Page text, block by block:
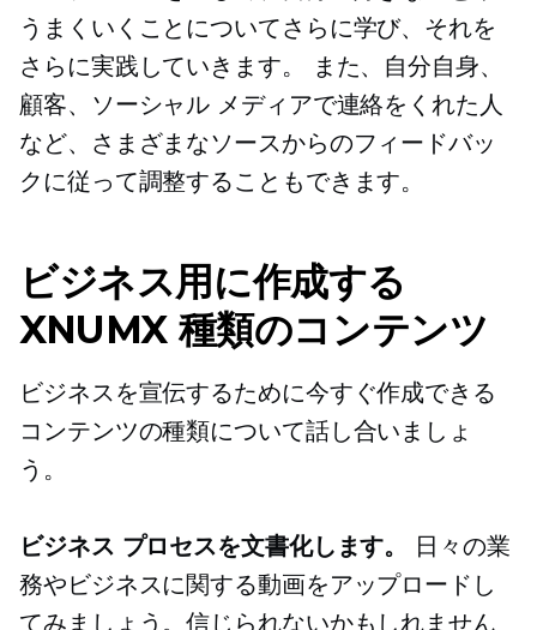
うまくいくことについてさらに学び、それを
さらに実践していきます。 また、自分自身、
顧客、ソーシャル メディアで連絡をくれた人
など、さまざまなソースからのフィードバッ
クに従って調整することもできます。
ビジネス用に作成する
XNUMX 種類のコンテンツ
ビジネスを宣伝するために今すぐ作成できる
コンテンツの種類について話し合いましょ
う。
ビジネス プロセスを文書化します。
日々の業
務やビジネスに関する動画をアップロードし
てみましょう。信じられないかもしれません